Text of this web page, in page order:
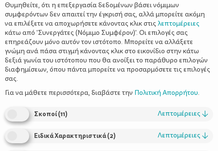
Θυμηθείτε, ότι η επεξεργασία δεδομένων βάσει νόμιμων
συμφερόντων δεν απαιτεί την έγκρισή σας, αλλά μπορείτε ακόμη
να επιλέξετε να αποχωρήσετε κάνοντας κλικ στις λεπτομέρειες
κάτω από 'Συνεργάτες (Νόμιμο Συμφέρον)'. Οι επιλογές σας
επηρεάζουν μόνο αυτόν τον ιστότοπο. Μπορείτε να αλλάξετε
γνώμη ανά πάσα στιγμή κάνοντας κλικ στο εικονίδιο στην κάτω
δεξιά γωνία του ιστότοπου που θα ανοίξει το παράθυρο επιλογών
διαφημίσεων, όπου πάντα μπορείτε να προσαρμόσετε τις επιλογές
σας.
Για να μάθετε περισσότερα, διαβάστε την Πολιτική Απορρήτου.
Σκοποί(11) Λεπτομέρειες ↓
Ειδικά Χαρακτηριστικά(2) Λεπτομέρειες ↓